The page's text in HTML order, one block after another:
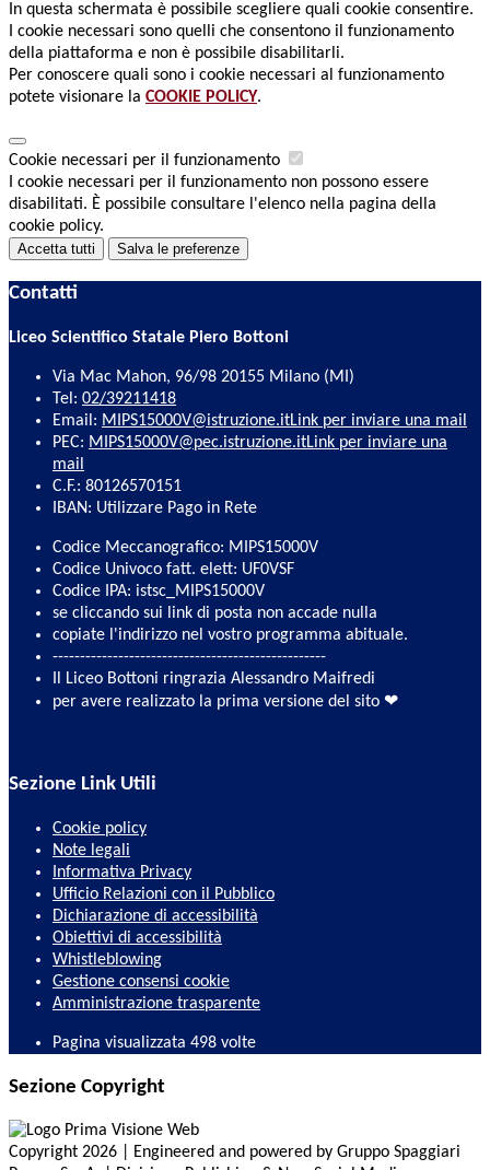
In questa schermata è possibile scegliere quali cookie consentire.
I cookie necessari sono quelli che consentono il funzionamento
della piattaforma e non è possibile disabilitarli.
Per conoscere quali sono i cookie necessari al funzionamento
potete visionare la COOKIE POLICY.
Cookie necessari per il funzionamento
I cookie necessari per il funzionamento non possono essere
disabilitati. È possibile consultare l'elenco nella pagina della
cookie policy.
Accetta tutti Salva le preferenze
Contatti
Liceo Scientifico Statale Piero Bottoni
Via Mac Mahon, 96/98 20155 Milano (MI)
Tel: 02/39211418
Email: MIPS15000V@istruzione.itLink per inviare una mail
PEC: MIPS15000V@pec.istruzione.itLink per inviare una
mail
C.F.: 80126570151
IBAN: Utilizzare Pago in Rete
Codice Meccanografico: MIPS15000V
Codice Univoco fatt. elett: UF0VSF
Codice IPA: istsc_MIPS15000V
se cliccando sui link di posta non accade nulla
copiate l'indirizzo nel vostro programma abituale.
--------------------------------------------------
Il Liceo Bottoni ringrazia Alessandro Maifredi
per avere realizzato la prima versione del sito ❤
Sezione Link Utili
Cookie policy
Note legali
Informativa Privacy
Ufficio Relazioni con il Pubblico
Dichiarazione di accessibilità
Obiettivi di accessibilità
Whistleblowing
Gestione consensi cookie
Amministrazione trasparente
Pagina visualizzata 498 volte
Sezione Copyright
Copyright 2026 | Engineered and powered by Gruppo Spaggiari